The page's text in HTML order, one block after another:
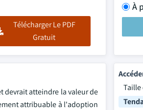
Télécharger Le PDF
Gratuit
À
devrait atteindre la valeur de
attribuable à l'adoption
Taille